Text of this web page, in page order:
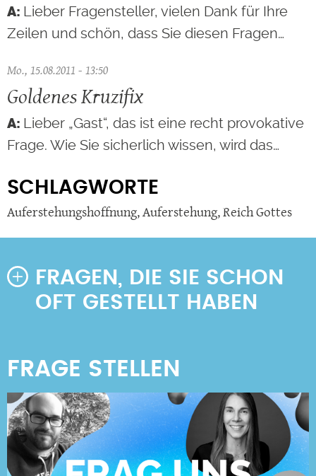
Lieber Fragensteller, vielen Dank für Ihre
Zeilen und schön, dass Sie diesen Fragen…
Mo., 15.08.2011 - 13:50
Goldenes Kruzifix
Lieber „Gast“, das ist eine recht provokative
Frage. Wie Sie sicherlich wissen, wird das…
SCHLAGWORTE
Auferstehungshoffnung,Auferstehung,Reich Gottes
FRAGEN, DIE SIE SCHON
OFT GESTELLT HABEN